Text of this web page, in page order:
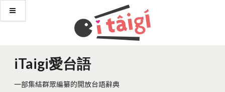
iTaigi愛台語
一部集結群眾編纂的開放台語辭典